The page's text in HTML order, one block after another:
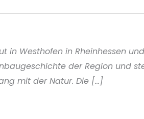
Westhofen in Rheinhessen
der Region und
mit der Natur. Die [...]